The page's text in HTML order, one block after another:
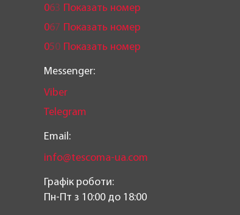
063 Показать номер
067 Показать номер
050 Показать номер
Messenger:
Viber
Telegram
Email:
info@tescoma-ua.com
Графік роботи:
Пн-Пт з 10:00 до 18:00